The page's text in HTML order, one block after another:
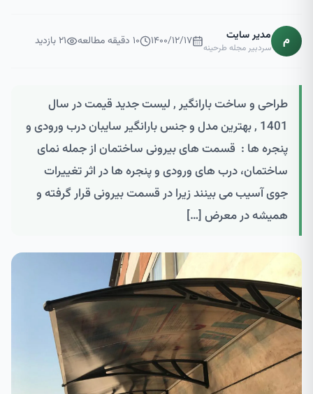
م مدیر سایت
سردبیر مجله طرحینه ۱۴۰۰/۱۲/۱۷ ۱۰ دقیقه مطالعه ۲۱بازدید
طراحی و ساخت بارانگیر , لیست جدید قیمت در سال
1401 , بهترین مدل و جنس بارانگیر سایبان درب ورودی و
پنجره ها : قسمت های بیرونی ساختمان از جمله نمای
ساختمان، درب های ورودی و پنجره ها در اثر تغییرات
جوی آسیب می بینند زیرا در قسمت بیرونی قرار گرفته و
همیشه در معرض […]